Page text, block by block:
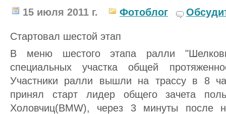
15 июля 2011 г. Фотоблог
Стартовал шестой этап
B меню шестого этапа ралли
специальных участка общей
Участники ралли вышли на трассу в 8
принял старт лидер общего зачета
Холовчиц(BMW), через 3 минуты после